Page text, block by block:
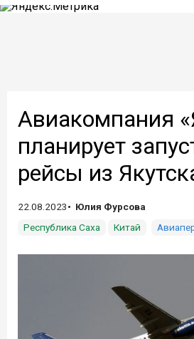
Авиакомпания
планирует
рейсы из
22.08.2023
Юлия Фурсова
Республика Саха
Китай